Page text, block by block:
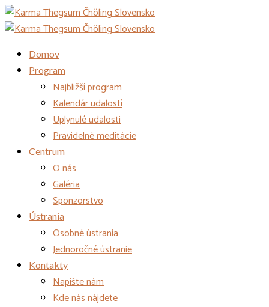
Domov
Program
Najbližší program
Kalendár udalostí
Uplynulé udalosti
Pravidelné meditácie
Centrum
O nás
Galéria
Sponzorstvo
Ústrania
Osobné ústrania
Jednoročné ústranie
Kontakty
Napíšte nám
Kde nás nájdete